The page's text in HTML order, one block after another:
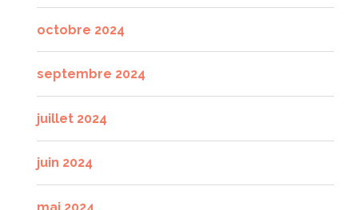
octobre 2024
septembre 2024
juillet 2024
juin 2024